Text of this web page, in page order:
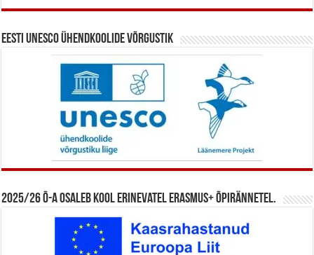
Eesti UNESCO ühendkoolide võrgustik
2025/26 õ-a osaleb kool erinevatel Erasmus+ õpirännetel.